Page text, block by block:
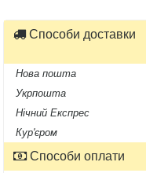
Способи доставки
Нова пошта
Укрпошта
Нічний Експрес
Кур'єром
Способи оплати